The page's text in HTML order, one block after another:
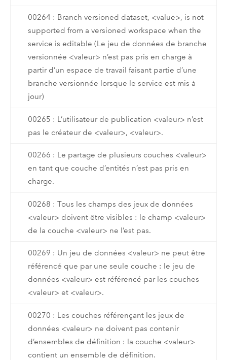
00264 : Branch versioned dataset, <value>, is not
supported from a versioned workspace when the
service is editable (Le jeu de données de branche
versionnée <valeur> n’est pas pris en charge à
partir d’un espace de travail faisant partie d’une
branche versionnée lorsque le service est mis à
jour)
00265 : L’utilisateur de publication <valeur> n’est
pas le créateur de <valeur>, <valeur>.
00266 : Le partage de plusieurs couches <valeur>
en tant que couche d’entités n’est pas pris en
charge.
00268 : Tous les champs des jeux de données
<valeur> doivent être visibles : le champ <valeur>
de la couche <valeur> ne l’est pas.
00269 : Un jeu de données <valeur> ne peut être
référencé que par une seule couche : le jeu de
données <valeur> est référencé par les couches
<valeur> et <valeur>.
00270 : Les couches référençant les jeux de
données <valeur> ne doivent pas contenir
d’ensembles de définition : la couche <valeur>
contient un ensemble de définition.